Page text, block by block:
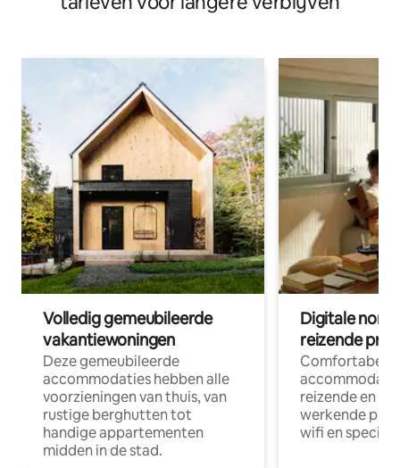
Volledig gemeubileerde
vakantiewoningen
Deze gemeubileerde
accommodaties hebben alle
voorzieningen van thuis, van
rustige berghutten tot
handige appartementen
midden in de stad.
Digitale
reizende
Comfortabele
reizende en
werkende
wifi en